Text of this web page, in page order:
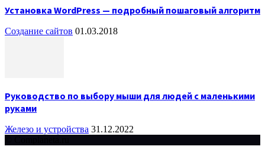
Установка WordPress — подробный пошаговый алгоритм
Создание сайтов 01.03.2018
Руководство по выбору мыши для людей с маленькими
руками
Железо и устройства 31.12.2022